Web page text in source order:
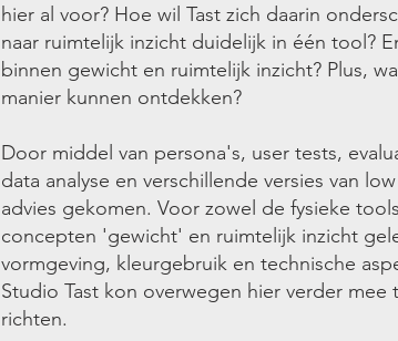
hier al voor? Hoe wil Tast zich daarin
naar ruimtelijk inzicht duidelijk in één tool?
binnen gewicht en ruimtelijk inzicht? Plus,
manier kunnen ontdekken?
Door middel van persona's, user tests,
data analyse en verschillende versies van
advies gekomen. Voor zowel de fysieke
concepten 'gewicht' en ruimtelijk inzicht
vormgeving, kleurgebruik en technische
Studio Tast kon overwegen hier verder
richten.